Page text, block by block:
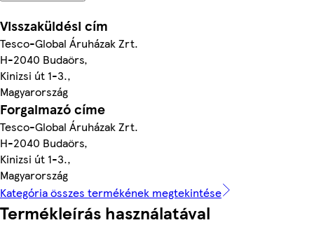
Visszaküldési cím
Tesco-Global Áruházak Zrt.
H-2040 Budaörs,
Kinizsi út 1-3.,
Magyarország
Forgalmazó címe
Tesco-Global Áruházak Zrt.
H-2040 Budaörs,
Kinizsi út 1-3.,
Magyarország
Kategória összes termékének megtekintése
Termékleírás használatával